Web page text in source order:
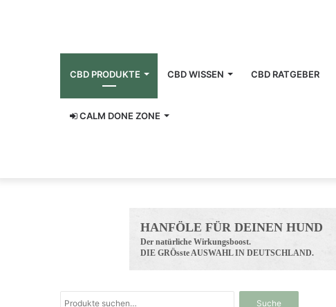
CBD PRODUKTE CBD WISSEN CBD RATGEBER
CALM DONE ZONE
www.hunreys.de
Suche